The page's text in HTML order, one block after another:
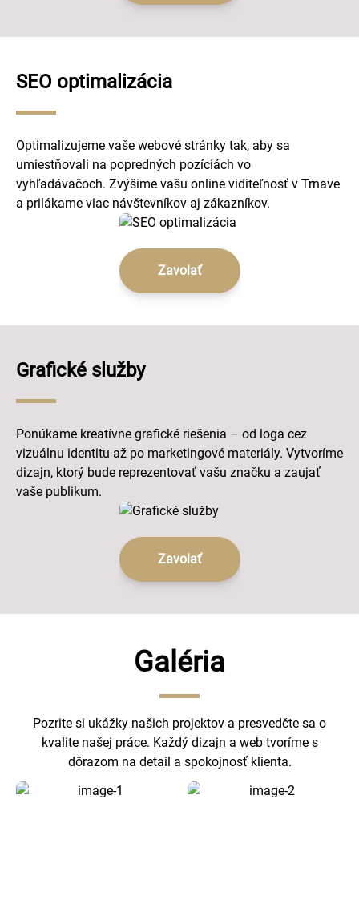
Zavolať
SEO optimalizácia
Optimalizujeme vaše webové stránky tak, aby sa
umiestňovali na popredných pozíciách vo
vyhľadávačoch. Zvýšime vašu online viditeľnosť v Trnave
a prilákame viac návštevníkov aj zákazníkov.
Zavolať
Grafické služby
Ponúkame kreatívne grafické riešenia – od loga cez
vizuálnu identitu až po marketingové materiály. Vytvoríme
dizajn, ktorý bude reprezentovať vašu značku a zaujať
vaše publikum.
Galéria
Pozrite si ukážky našich projektov a presvedčte sa o
kvalite našej práce. Každý dizajn a web tvoríme s
dôrazom na detail a spokojnosť klienta.